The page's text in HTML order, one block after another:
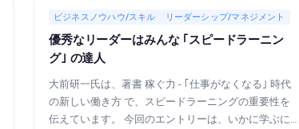
ビジネスノウハウ/スキル リーダーシップ/マネジメント
優秀なリーダーはみんな ｢スピードラーニン
グ｣ の達人
大前研一氏は、著書 稼ぐ力 - ｢仕事がなくなる｣ 時代
の新しい働き方 で、スピードラーニングの重要性を
伝えています。 今回のエントリーは、いかに学ぶに